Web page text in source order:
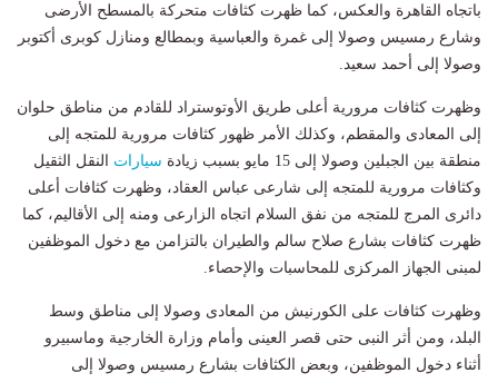
باتجاه القاهرة والعكس، كما ظهرت كثافات متحركة بالمسطح الأرضى
وشارع رمسيس وصولا إلى غمرة والعباسية وبمطالع ومنازل كوبرى أكتوبر
وصولا إلى أحمد سعيد.
وظهرت كثافات مرورية أعلى طريق الأوتوستراد للقادم من مناطق حلوان
إلى المعادى والمقطم، وكذلك الأمر ظهور كثافات مرورية للمتجه إلى
منطقة بين الجبلين وصولا إلى 15 مايو بسبب زيادة
سيارات النقل الثقيل
وكثافات مرورية للمتجه إلى شارعى عباس العقاد، وظهرت كثافات أعلى
دائرى المرج للمتجه من نفق السلام اتجاه الزارعى ومنه إلى الأقاليم، كما
ظهرت كثافات بشارع صلاح سالم والطيران بالتزامن مع دخول الموظفين
لمبنى الجهاز المركزى للمحاسبات والإحصاء.
وظهرت كثافات على الكورنيش من المعادى وصولا إلى مناطق وسط
البلد، ومن أثر النبى حتى قصر العينى وأمام وزارة الخارجية وماسبيرو
أثناء دخول الموظفين، وبعض الكثافات بشارع رمسيس وصولا إلى